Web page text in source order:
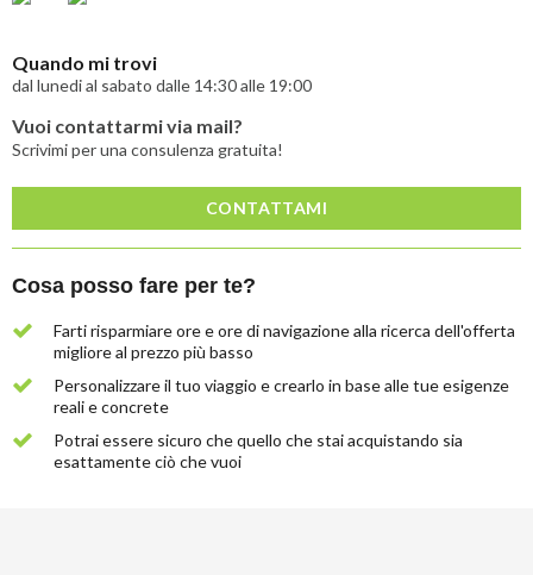
Quando mi trovi
dal lunedi al sabato dalle 14:30 alle 19:00
Vuoi contattarmi via mail?
Scrivimi per una consulenza gratuita!
CONTATTAMI
Cosa posso fare per te?
Farti risparmiare ore e ore di navigazione alla ricerca dell'offerta
migliore al prezzo più basso
Personalizzare il tuo viaggio e crearlo in base alle tue esigenze
reali e concrete
Potrai essere sicuro che quello che stai acquistando sia
esattamente ciò che vuoi